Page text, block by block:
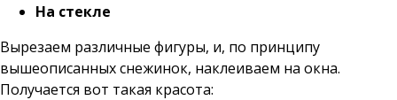
На стекле
Вырезаем различные фигуры, и, по принципу
вышеописанных снежинок, наклеиваем на окна.
Получается вот такая красота: